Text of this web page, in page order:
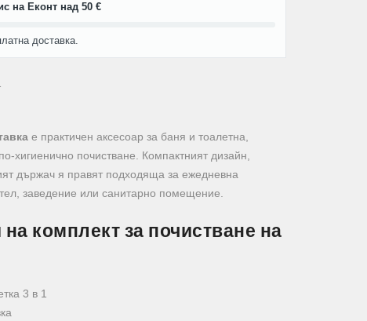
на Еконт над 50 €
доставка.
е практичен аксесоар за баня и тоалетна,
хигиенично почистване. Компактният дизайн,
държач я правят подходяща за ежедневна
заведение или санитарно помещение.
комплект за почистване на
3 в 1